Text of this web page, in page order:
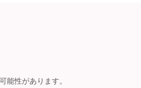
能性があります。